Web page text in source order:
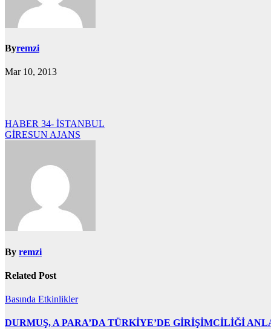
Byremzi
Mar 10, 2013
Yazı
gezinmesi
HABER 34- İSTANBUL
GİRESUN AJANS
By remzi
Related Post
Basında Etkinlikler
DURMUŞ, A PARA’DA TÜRKİYE’DE GİRİŞİMCİLİĞİ